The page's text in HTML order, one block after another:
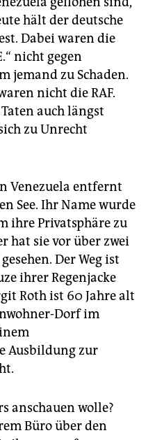
hält der deutsche
Dabei waren die
nicht gegen
jemand zu Schaden.
nicht die RAF.
auch längst
zu Unrecht
Venezuela entfernt
See. Ihr Name wurde
ihre Privatsphäre zu
hat sie vor über zwei
Der Weg ist
ihrer Regenjacke
Roth ist 60 Jahre alt
Dorf im
Ausbildung zur
anschauen wolle?
Büro über den